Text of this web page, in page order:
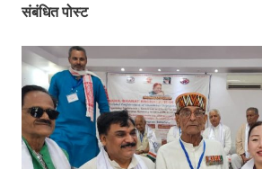
संबंधित पोस्ट